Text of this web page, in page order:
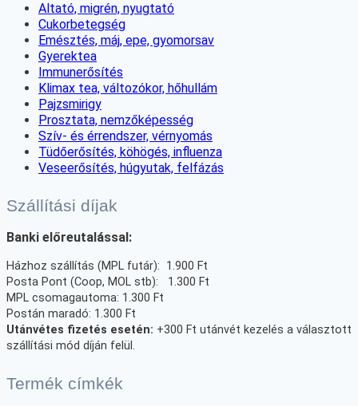
Altató, migrén, nyugtató
Cukorbetegség
Emésztés, máj, epe, gyomorsav
Gyerektea
Immunerősítés
Klimax tea, változókor, hőhullám
Pajzsmirigy
Prosztata, nemzőképesség
Szív- és érrendszer, vérnyomás
Tüdőerősítés, köhögés, influenza
Veseerősítés, húgyutak, felfázás
Szállítási díjak
Banki előreutalással:
Házhoz szállítás (MPL futár): 1.900 Ft
Posta Pont (Coop, MOL stb): 1.300 Ft
MPL csomagautoma: 1.300 Ft
Postán maradó: 1.300 Ft
Utánvétes fizetés esetén: +300 Ft utánvét kezelés a választott
szállítási mód díján felül.
Termék címkék